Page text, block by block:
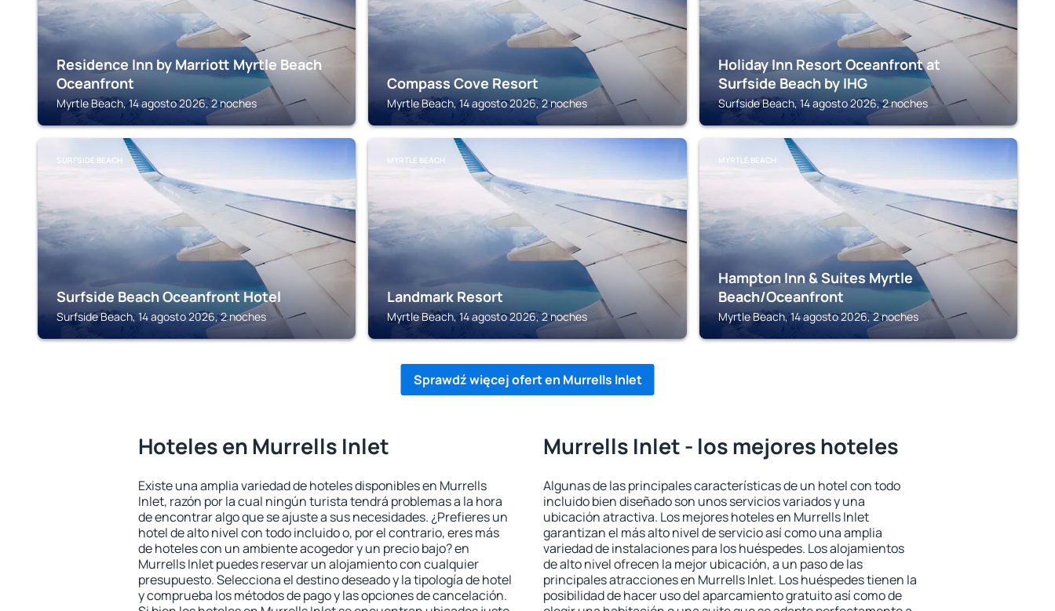
Residence Inn by Marriott Myrtle Beach
Oceanfront
Myrtle Beach, 14 agosto 2026, 2 noches
Compass Cove Resort
Myrtle Beach, 14 agosto 2026, 2 noches
Holiday Inn Resort Oceanfront at
Surfside Beach by IHG
Surfside Beach, 14 agosto 2026, 2 noches
SURFSIDE BEACH
Surfside Beach Oceanfront Hotel
Surfside Beach, 14 agosto 2026, 2 noches
MYRTLE BEACH
Landmark Resort
Myrtle Beach, 14 agosto 2026, 2 noches
MYRTLE BEACH
Hampton Inn & Suites Myrtle
Beach/Oceanfront
Myrtle Beach, 14 agosto 2026, 2 noches
Sprawdź więcej ofert en Murrells Inlet
Hoteles en Murrells Inlet
Existe una amplia variedad de hoteles disponibles en Murrells
Inlet, razón por la cual ningún turista tendrá problemas a la hora
de encontrar algo que se ajuste a sus necesidades. ¿Prefieres un
hotel de alto nivel con todo incluido o, por el contrario, eres más
de hoteles con un ambiente acogedor y un precio bajo? en
Murrells Inlet puedes reservar un alojamiento con cualquier
presupuesto. Selecciona el destino deseado y la tipología de hotel
y comprueba los métodos de pago y las opciones de cancelación.
Murrells Inlet - los mejores hoteles
Algunas de las principales características de un hotel con todo
incluido bien diseñado son unos servicios variados y una
ubicación atractiva. Los mejores hoteles en Murrells Inlet
garantizan el más alto nivel de servicio así como una amplia
variedad de instalaciones para los huéspedes. Los alojamientos
de alto nivel ofrecen la mejor ubicación, a un paso de las
principales atracciones en Murrells Inlet. Los huéspedes tienen la
posibilidad de hacer uso del aparcamiento gratuito así como de